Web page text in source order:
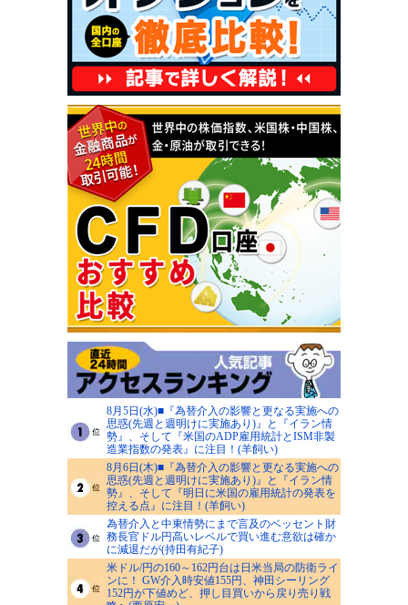
8月5日(水)■『為替介入の影響と更なる実施への
思惑(先週と週明けに実施あり)』と『イラン情
勢』、そして『米国のADP雇用統計とISM非製
造業指数の発表』に注目！(羊飼い)
8月6日(木)■『為替介入の影響と更なる実施への
思惑(先週と週明けに実施あり)』と『イラン情
勢』、そして『明日に米国の雇用統計の発表を
控える点』に注目！(羊飼い)
為替介入と中東情勢にまで言及のベッセント財
務長官ドル円高いレベルで買い進む意欲は確か
に減退だが(持田有紀子)
米ドル/円の160～162円台は日米当局の防衛ライ
ンに！ GW介入時安値155円、神田シーリング
152円が下値めど、押し目買いから戻り売り戦